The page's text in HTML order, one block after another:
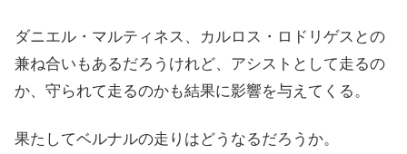
ダニエル・マルティネス、カルロス・ロドリゲスとの
兼ね合いもあるだろうけれど、アシストとして走るの
か、守られて走るのかも結果に影響を与えてくる。
果たしてベルナルの走りはどうなるだろうか。